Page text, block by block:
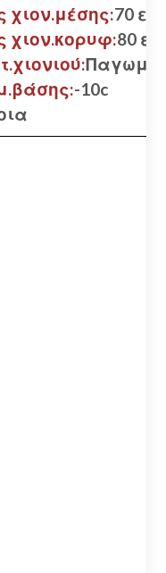
χιον.μέσης:70 εκ.
χιον.κορυφ:80 εκ.
-10c